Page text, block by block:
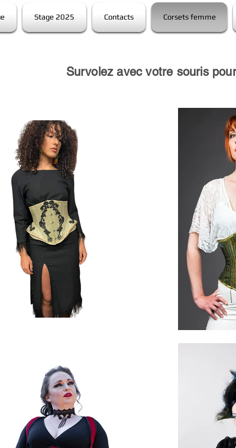
Stage 2025 Contacts Corsets femme
Survolez avec votre souris